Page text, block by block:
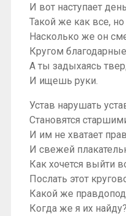
И вот наступает
Такой же как все, но
Насколько же он
Кругом
А ты задыхаясь
И ищешь руки.
Устав нарушать
Становятся
И им не хватает прав
И свежей
Как хочется выйти
Послать этот
Какой же
Когда же я их найду?